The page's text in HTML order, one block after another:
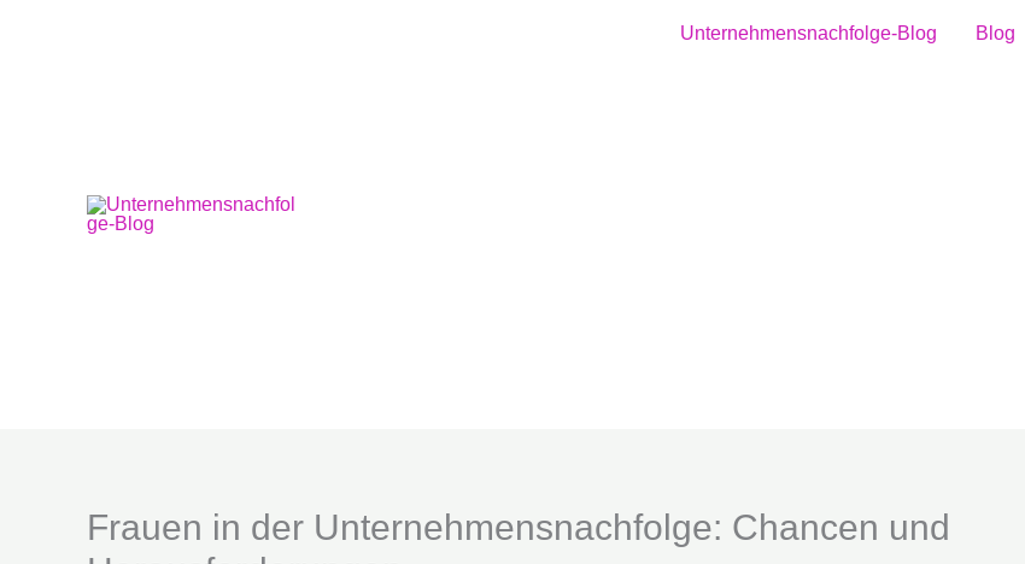
Unternehmensnachfolge-Blog Blog
Frauen in der Unternehmensnachfolge: Chancen und